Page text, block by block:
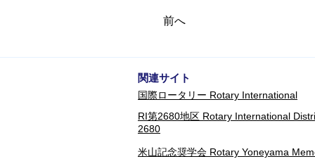
前へ
​関連サイト
​国際ロータリー Rotary International
RI第2680地区 Rotary International
2680
米山記念奨学会 Rotary Yoneyama